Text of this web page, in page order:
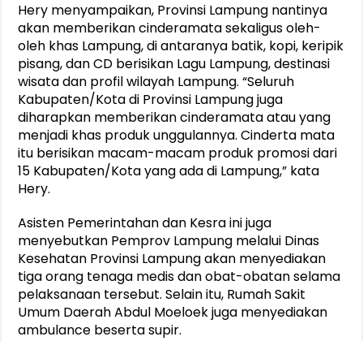
Hery menyampaikan, Provinsi Lampung nantinya
akan memberikan cinderamata sekaligus oleh-
oleh khas Lampung, di antaranya batik, kopi, keripik
pisang, dan CD berisikan Lagu Lampung, destinasi
wisata dan profil wilayah Lampung. “Seluruh
Kabupaten/Kota di Provinsi Lampung juga
diharapkan memberikan cinderamata atau yang
menjadi khas produk unggulannya. Cinderta mata
itu berisikan macam-macam produk promosi dari
15 Kabupaten/Kota yang ada di Lampung,” kata
Hery.
Asisten Pemerintahan dan Kesra ini juga
menyebutkan Pemprov Lampung melalui Dinas
Kesehatan Provinsi Lampung akan menyediakan
tiga orang tenaga medis dan obat-obatan selama
pelaksanaan tersebut. Selain itu, Rumah Sakit
Umum Daerah Abdul Moeloek juga menyediakan
ambulance beserta supir.